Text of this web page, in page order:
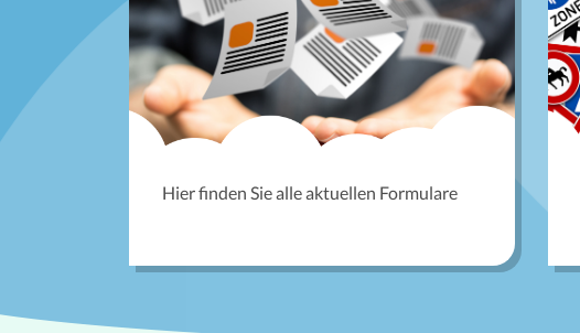
Hier finden Sie alle aktuellen Formulare